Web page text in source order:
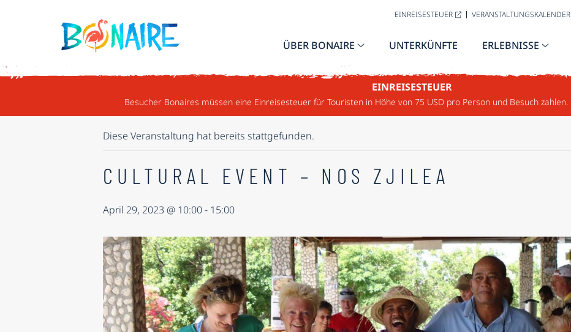
EINREISESTEUER VERANSTALTUNGSKALENDER
ÜBER BONAIRE UNTERKÜNFTE ERLEBNISSE
EINREISESTEUER
Besucher Bonaires müssen eine Einreisesteuer für Touristen in Höhe von 75 USD pro Person und Besuch zahlen.
« ALLE VERANSTALTUNGEN
Diese Veranstaltung hat bereits stattgefunden.
CULTURAL EVENT – NOS ZJILEA
April 29, 2023 @ 10:00- 15:00